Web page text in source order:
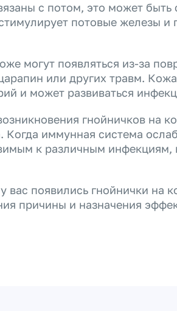
с потом, это может быть
потовые железы и
могут появляться из-за
или других травм.
и может развиваться
гнойничков на
иммунная система
к различным инфекциям,
вас появились гнойнички на
причины и назначения